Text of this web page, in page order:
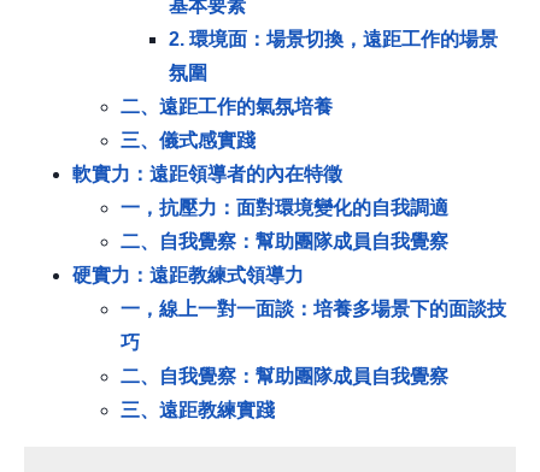
基本要素
2. 環境面：場景切換，遠距工作的場景
氛圍
二、遠距工作的氣氛培養
三、儀式感實踐
軟實力：遠距領導者的內在特徵
一，抗壓力：面對環境變化的自我調適
二、自我覺察：幫助團隊成員自我覺察
硬實力：遠距教練式領導力
一，線上一對一面談：培養多場景下的面談技
巧
二、自我覺察：幫助團隊成員自我覺察
三、遠距教練實踐